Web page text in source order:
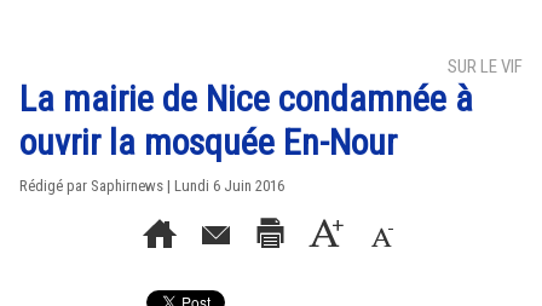
SUR LE VIF
La mairie de Nice condamnée à
ouvrir la mosquée En-Nour
Rédigé par Saphirnews | Lundi 6 Juin 2016